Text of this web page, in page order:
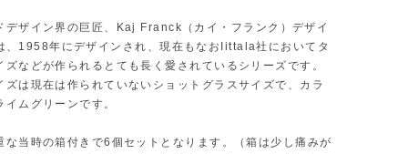
デザイン界の巨匠、Kaj Franck（カイ・フランク）デザイ
、1958年にデザインされ、現在もなおIittala社においてタ
ズなどが作られるとても長く愛されているシリーズです。
ズは現在は作られていないショットグラスサイズで、カラ
イムグリーンです。
な当時の箱付きで6個セットとなります。（箱は少し痛みが